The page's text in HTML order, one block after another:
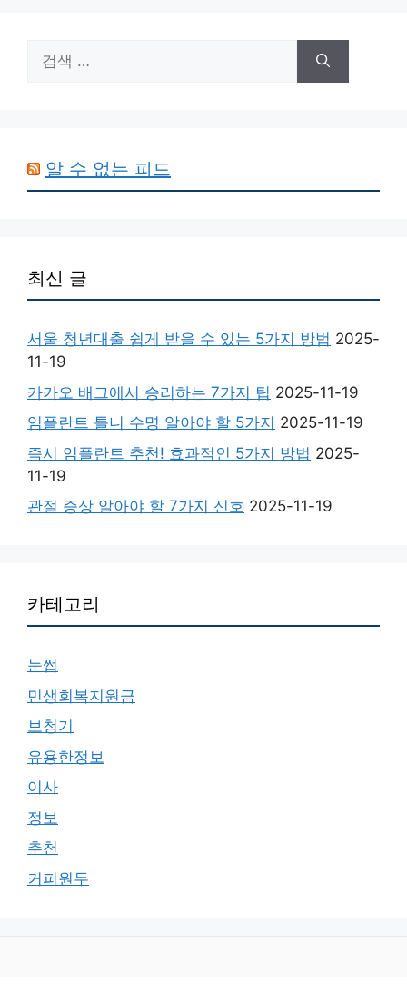
색:
알 수 없는 피드
최신 글
서울 청년대출 쉽게 받을 수 있는 5가지 방법 2025-
11-19
카카오 배그에서 승리하는 7가지 팁 2025-11-19
임플란트 틀니 수명 알아야 할 5가지 2025-11-19
즉시 임플란트 추천! 효과적인 5가지 방법 2025-
11-19
관절 증상 알아야 할 7가지 신호 2025-11-19
카테고리
눈썹
민생회복지원금
보청기
유용한정보
이사
정보
추천
커피원두